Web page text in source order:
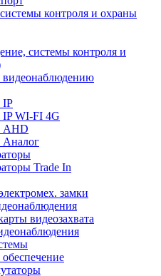
контроля и охраны
системы контроля и
видеонаблюдению
IP
WI-FI 4G
AHD
Аналог
Trade In
замки
видеозахвата